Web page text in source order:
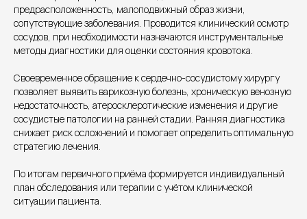
предрасположенность, малоподвижный образ жизни,
сопутствующие заболевания. Проводится клинический осмотр
сосудов, при необходимости назначаются инструментальные
методы диагностики для оценки состояния кровотока.
Своевременное обращение к сердечно-сосудистому хирургу
позволяет выявить варикозную болезнь, хроническую венозную
недостаточность, атеросклеротические изменения и другие
сосудистые патологии на ранней стадии. Ранняя диагностика
снижает риск осложнений и помогает определить оптимальную
стратегию лечения.
По итогам первичного приёма формируется индивидуальный
план обследования или терапии с учётом клинической
ситуации пациента.
Пн.-пт. — с 08:00 до 20:00
Сб. — с 08:00 до 18:00
+7 8313 248 248
Единый номер
Петрищева д.35.пом.3 На ремонте
Подписывайся